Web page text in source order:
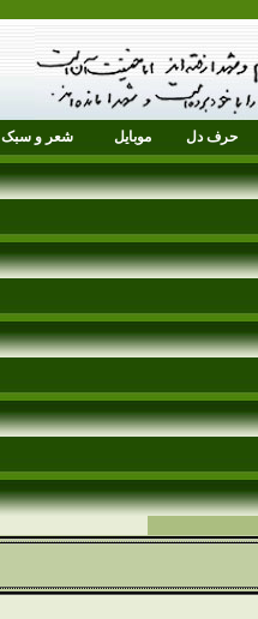
حرف دل موبایل شعر و سبک